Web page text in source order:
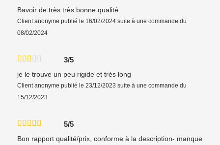
Bavoir de très très bonne qualité.
Client anonyme publié le 16/02/2024 suite à une commande du
08/02/2024
3/5
je le trouve un peu rigide et très long
Client anonyme publié le 23/12/2023 suite à une commande du
15/12/2023
5/5
Bon rapport qualité/prix, conforme à la description- manque